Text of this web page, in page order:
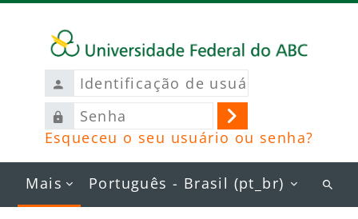
Ir para o conteúdo principal
Identificação
de
usuário
Senha
Acessar
Esqueceu o seu usuário ou senha?
Mais Português - Brasil ‎(pt_br)‎